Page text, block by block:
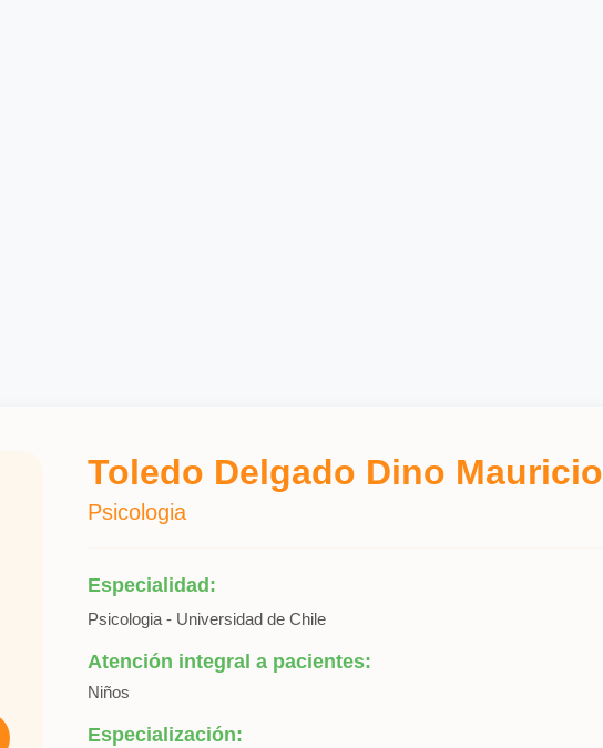
Toledo Delgado Dino Mauricio
Psicologia
Especialidad:
Psicologia - Universidad de Chile
Atención integral a pacientes:
Niños
Especialización: